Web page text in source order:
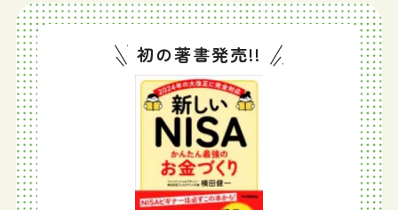
初の著書発売!!